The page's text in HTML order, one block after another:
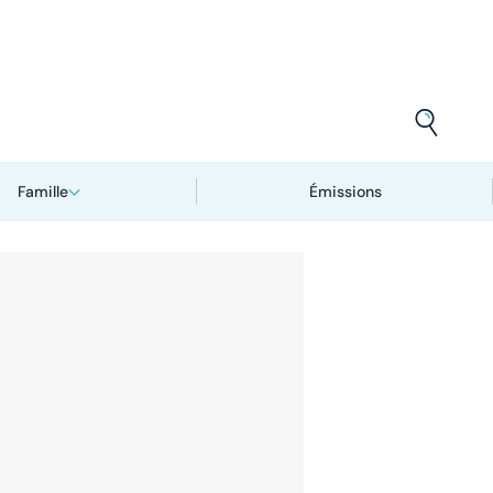
Famille Émissions